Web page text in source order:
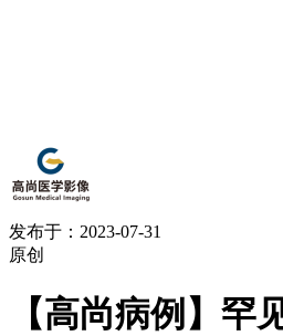
发布于：2023-07-31
原创
【高尚病例】